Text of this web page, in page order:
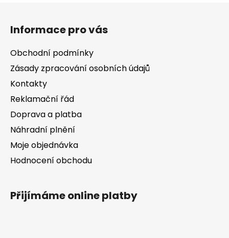
Informace pro vás
Obchodní podmínky
Zásady zpracování osobních údajů
Kontakty
Reklamační řád
Doprava a platba
Náhradní plnění
Moje objednávka
Hodnocení obchodu
Přijímáme online platby